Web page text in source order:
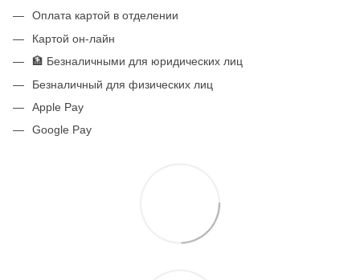
Оплата картой в отделении
Картой он-лайн
🏦 Безналичными для юридических лиц
Безналичный для физических лиц
Apple Pay
Google Pay